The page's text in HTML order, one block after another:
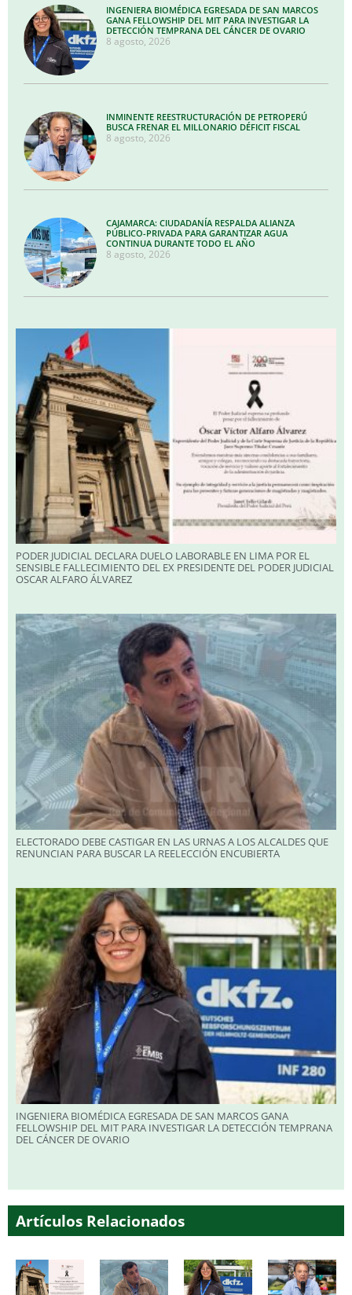
INGENIERA BIOMÉDICA EGRESADA DE SAN MARCOS
GANA FELLOWSHIP DEL MIT PARA INVESTIGAR LA
DETECCIÓN TEMPRANA DEL CÁNCER DE OVARIO
8 agosto, 2026
INMINENTE REESTRUCTURACIÓN DE PETROPERÚ
BUSCA FRENAR EL MILLONARIO DÉFICIT FISCAL
8 agosto, 2026
CAJAMARCA: CIUDADANÍA RESPALDA ALIANZA
PÚBLICO-PRIVADA PARA GARANTIZAR AGUA
CONTINUA DURANTE TODO EL AÑO
8 agosto, 2026
PODER JUDICIAL DECLARA DUELO LABORABLE EN LIMA POR EL
SENSIBLE FALLECIMIENTO DEL EX PRESIDENTE DEL PODER JUDICIAL
OSCAR ALFARO ÁLVAREZ
ELECTORADO DEBE CASTIGAR EN LAS URNAS A LOS ALCALDES QUE
RENUNCIAN PARA BUSCAR LA REELECCIÓN ENCUBIERTA
INGENIERA BIOMÉDICA EGRESADA DE SAN MARCOS GANA
FELLOWSHIP DEL MIT PARA INVESTIGAR LA DETECCIÓN TEMPRANA
DEL CÁNCER DE OVARIO
Artículos Relacionados